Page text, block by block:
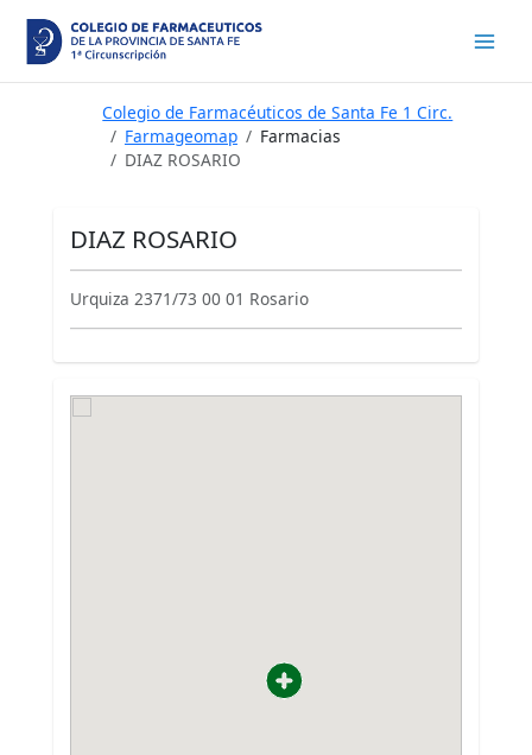
contenido
Colegio de Farmacéuticos de Santa Fe 1 Circ.
Farmageomap
Farmacias
DIAZ ROSARIO
DIAZ ROSARIO
Urquiza 2371/73 00 01 Rosario